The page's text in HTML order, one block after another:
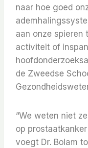
naar hoe goed
aan onze spieren
activiteit of
de Zweedse
“We weten niet
op
voegt Dr. Bolam